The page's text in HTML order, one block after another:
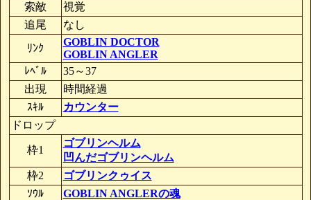
索敵
視覚
追尾
なし
ﾘﾝｸ
GOBLIN DOCTOR
GOBLIN ANGLER
ﾚﾍﾞﾙ
35～37
出現
時間経過
ｽｷﾙ
カウンター
ドロップ
枠1
ゴブリンヘルム
凹んだゴブリンヘルム
枠2
ゴブリンクゥイス
ｿｳﾙ
GOBLIN ANGLERの魂